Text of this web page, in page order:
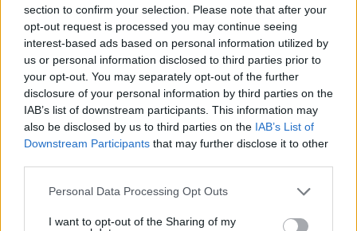
section to confirm your selection. Please note that after your
opt-out request is processed you may continue seeing
interest-based ads based on personal information utilized by
us or personal information disclosed to third parties prior to
your opt-out. You may separately opt-out of the further
disclosure of your personal information by third parties on the
IAB’s list of downstream participants. This information may
also be disclosed by us to third parties on the IAB’s List of
Downstream Participants that may further disclose it to other
Please note that this website/app uses one or more Google
not limited to your visit or usage behaviour. You may click to
Personal Data Processing Opt Outs
I want to opt-out of the Sharing of my
Μαίνεται η μεγάλη φωτιά σε δάσος στο Μουζάκι
Ηλείας, επιχειρούν 105 πυροσβέστες και 9 εναέρια,
δείτε βίντεο και φωτογραφίες
πριν 8 λεπτά
Δίπλα στην Εθνική μπάσκετ Κ16 ο Βασίλης Σπανούλης:
Μίλησε στους παίκτες μετά τη νίκη επί της Γεωργίας
πριν 17 λεπτά
πριν 19 λεπτά
Πέθανε στα 74 του χρόνια ο σπουδαίος ηθοποιός Νίκος
πριν 21 λεπτά